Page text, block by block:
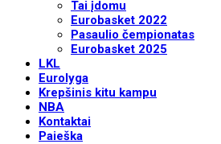
Tai įdomu
Eurobasket 2022
Pasaulio čempionatas
Eurobasket 2025
LKL
Eurolyga
Krepšinis kitu kampu
NBA
Kontaktai
Paieška